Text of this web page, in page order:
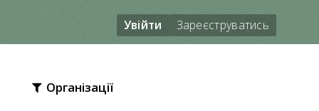
Увійти Зареєструватись
Організації